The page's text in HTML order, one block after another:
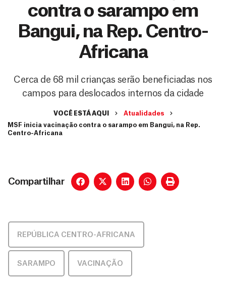
contra o sarampo em
Bangui, na Rep. Centro-
Africana
Cerca de 68 mil crianças serão beneficiadas nos
campos para deslocados internos da cidade
VOCÊ ESTÁ AQUI
Atualidades
MSF inicia vacinação contra o sarampo em Bangui, na Rep.
Centro-Africana
Compartilhar
REPÚBLICA CENTRO-AFRICANA
SARAMPO VACINAÇÃO